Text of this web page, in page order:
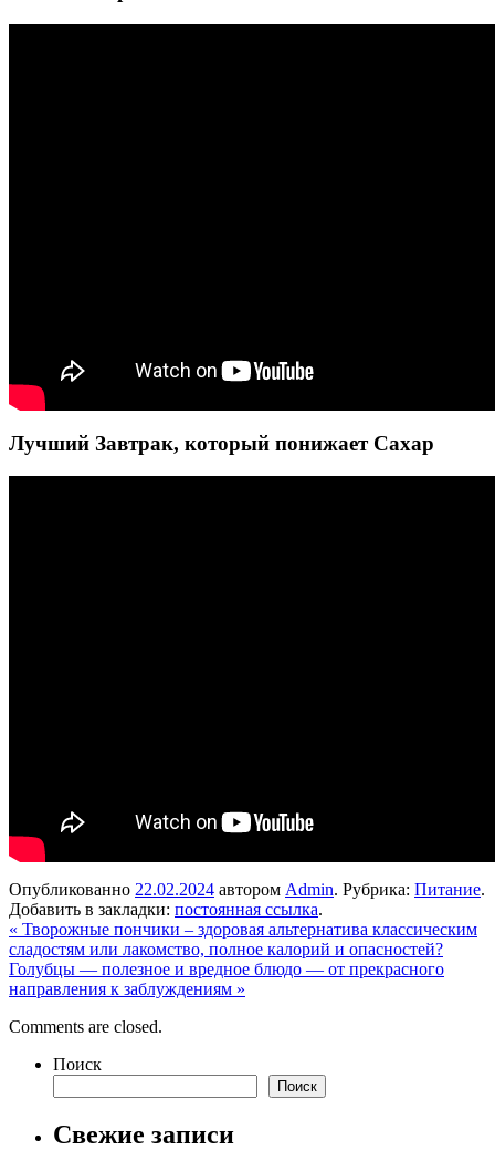
Лучший Завтрак, который понижает Сахар
Опубликованно 22.02.2024 автором Admin. Рубрика: Питание.
Добавить в закладки: постоянная ссылка.
« Творожные пончики – здоровая альтернатива классическим
сладостям или лакомство, полное калорий и опасностей?
Голубцы — полезное и вредное блюдо — от прекрасного
направления к заблуждениям »
Comments are closed.
Поиск
Поиск
Свежие записи